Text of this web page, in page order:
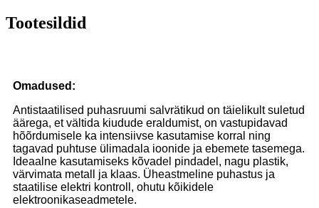
Tootesildid
Omadused :
Antistaatilised puhasruumi salvrätikud on täielikult suletud
äärega, et vältida kiudude eraldumist, on vastupidavad
hõõrdumisele ka intensiivse kasutamise korral ning
tagavad puhtuse ülimadala ioonide ja ebemete tasemega.
Ideaalne kasutamiseks kõvadel pindadel, nagu plastik,
värvimata metall ja klaas. Üheastmeline puhastus ja
staatilise elektri kontroll, ohutu kõikidele
elektroonikaseadmetele.